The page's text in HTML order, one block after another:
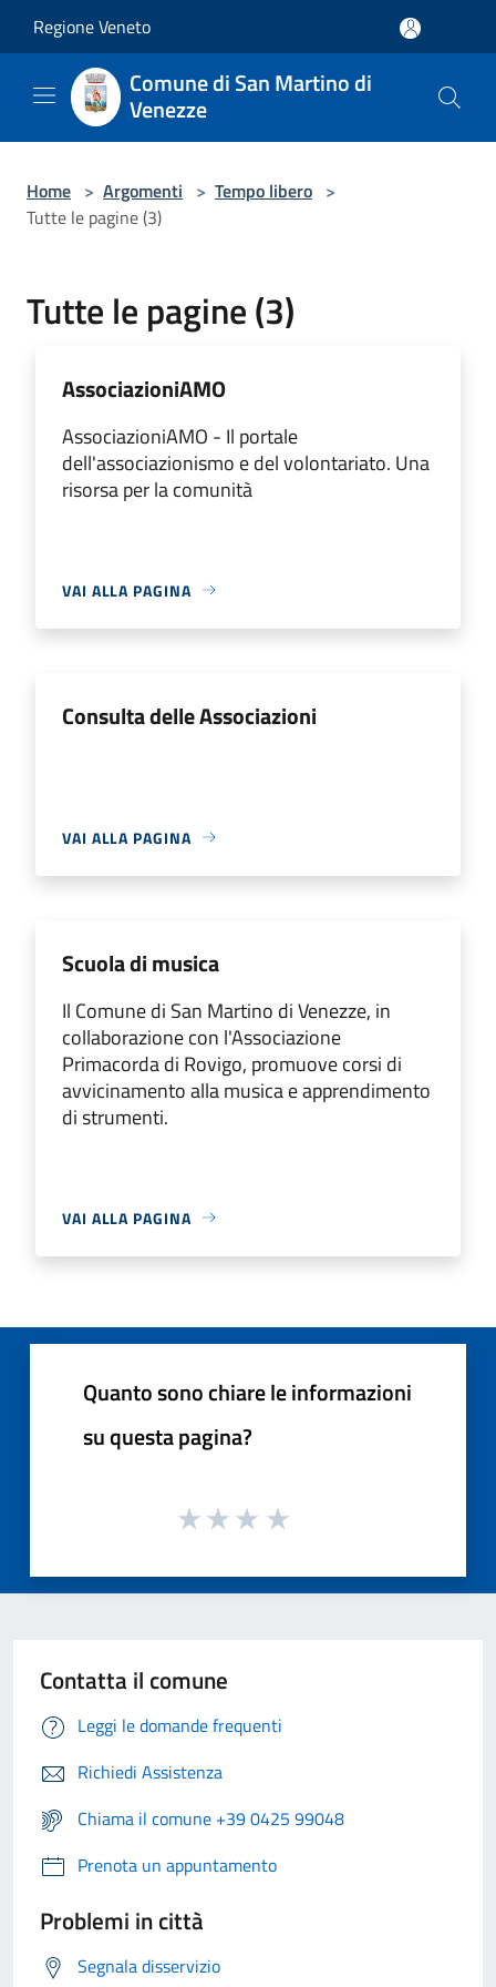
Regione Veneto
Comune di San Martino di
Venezze
Home > Argomenti > Tempo libero >
Tutte le pagine (3)
Tutte le pagine (3)
AssociazioniAMO
AssociazioniAMO - Il portale
dell'associazionismo e del volontariato. Una
risorsa per la comunità
VAI ALLA PAGINA
Consulta delle Associazioni
VAI ALLA PAGINA
Scuola di musica
Il Comune di San Martino di Venezze, in
collaborazione con l'Associazione
Primacorda di Rovigo, promuove corsi di
avvicinamento alla musica e apprendimento
di strumenti.
VAI ALLA PAGINA
Quanto sono chiare le informazioni
su questa pagina?
Contatta il comune
Leggi le domande frequenti
Richiedi Assistenza
Chiama il comune +39 0425 99048
Prenota un appuntamento
Problemi in città
Segnala disservizio